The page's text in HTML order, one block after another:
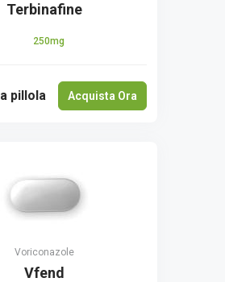
Terbinafine
250mg
a pillola Acquista Ora
Voriconazole
Vfend